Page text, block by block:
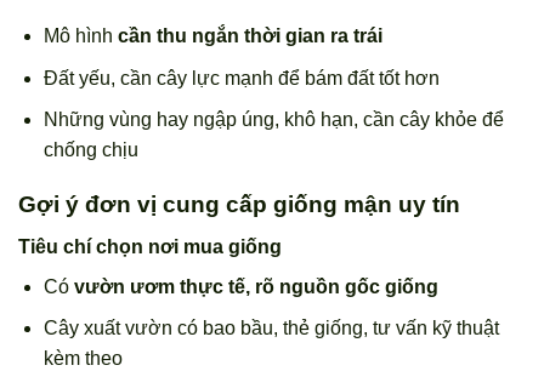
Mô hình cần thu ngắn thời gian ra trái
Đất yếu, cần cây lực mạnh để bám đất tốt hơn
Những vùng hay ngập úng, khô hạn, cần cây khỏe để
chống chịu
Gợi ý đơn vị cung cấp giống mận uy tín
Tiêu chí chọn nơi mua giống
Có vườn ươm thực tế, rõ nguồn gốc giống
Cây xuất vườn có bao bầu, thẻ giống, tư vấn kỹ thuật
kèm theo